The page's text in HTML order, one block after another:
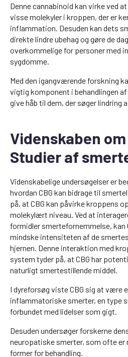
Denne cannabinoid kan virke ved
visse molekyler i kroppen, der er
inflammation. Desuden kan dets
direkte lindre ubehag og gøre de
overkommelige for personer med
sygdomme.
Med den igangværende forskning
vigtig komponent i behandlingen
give håb til dem, der søger lindring
Videnskaben
Studier af
Videnskabelige undersøgelser er
hvordan CBG kan bidrage til
på, at CBG kan påvirke kroppens
molekylært niveau. Ved at
formidler smertefornemmelse, kan
mindske intensiteten af de
hjernen. Denne interaktion med
system tyder på, at CBG har
naturligt smertestillende middel.
I dyreforsøg viste CBG sig at være
inflammatoriske smerter, en type
forbundet med lidelser som gigt.
Desuden undersøger forskerne
neuropatiske smerter, som ofte er
former for behandling.